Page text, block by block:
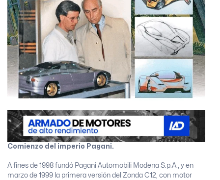
Comienzo del imperio Pagani.
A fines de 1998 fundó Pagani Automobili Modena S.p.A., y en
marzo de 1999 la primera versión del Zonda C12, con motor